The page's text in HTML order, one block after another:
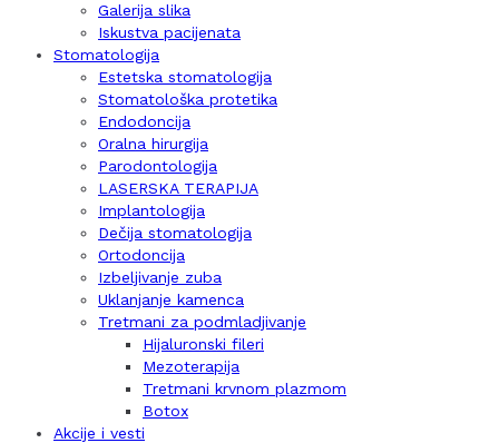
Galerija slika
Iskustva pacijenata
Stomatologija
Estetska stomatologija
Stomatološka protetika
Endodoncija
Oralna hirurgija
Parodontologija
LASERSKA TERAPIJA
Implantologija
Dečija stomatologija
Ortodoncija
Izbeljivanje zuba
Uklanjanje kamenca
Tretmani za podmladjivanje
Hijaluronski fileri
Mezoterapija
Tretmani krvnom plazmom
Botox
Akcije i vesti